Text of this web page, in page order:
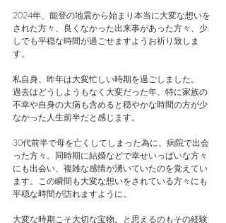
2024年、能登の地震から始まり本当に大変な想いを
された方々、良くなかった出来事があった方々、少
しでも平穏な時間が過ごせますようお祈り致しま
す。
私自身、昨年は大変忙しい時期を過ごしました。
過去はどうしようもなく大変だった年、特に家族の
不幸や自身の大病も含めると穏やかな時間の方が少
なかった人生前半だと感じます。
30代前半で母を亡くしてしまった為に、病院で出会
った方々。同時期に結婚などで幸せいっぱいな方々
にも出会い、複雑な感情が湧いていたのを覚えてい
ます。この瞬間も大変な想いをされている方々にも
平穏な時間が訪れますように。
大変な時期こそ大切な宝物。と思えるのもその経験